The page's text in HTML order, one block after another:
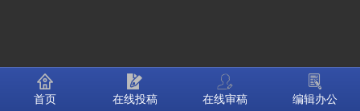
首页 在线投稿 在线审稿 编辑办公